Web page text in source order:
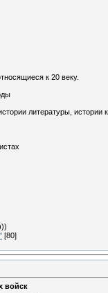
к 20 веку.
литературы, истории
[80]
войск